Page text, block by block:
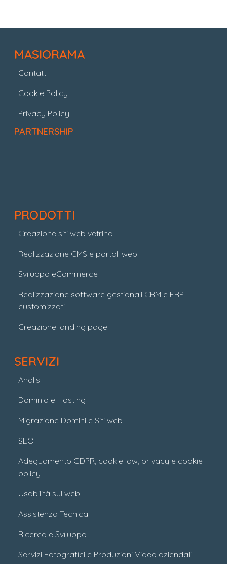
MASIORAMA
Contatti
Cookie Policy
Privacy Policy
PARTNERSHIP
PRODOTTI
Creazione siti web vetrina
Realizzazione CMS e portali web
Sviluppo eCommerce
Realizzazione software gestionali CRM e ERP
customizzati
Creazione landing page
SERVIZI
Analisi
Dominio e Hosting
Migrazione Domini e Siti web
SEO
Adeguamento GDPR, cookie law, privacy e cookie
policy
Usabilità sul web
Assistenza Tecnica
Ricerca e Sviluppo
Servizi Fotografici e Produzioni Video aziendali